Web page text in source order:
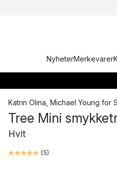
NyheterMerkevarer
Katrin Olina Michael Young for
Tree Mini
Hvit
(5)